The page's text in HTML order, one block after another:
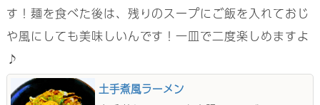
す！麺を食べた後は、残りのスープにご飯を入れておじ
や風にしても美味しいんです！一皿で二度楽しめますよ
♪
土手煮風ラーメン